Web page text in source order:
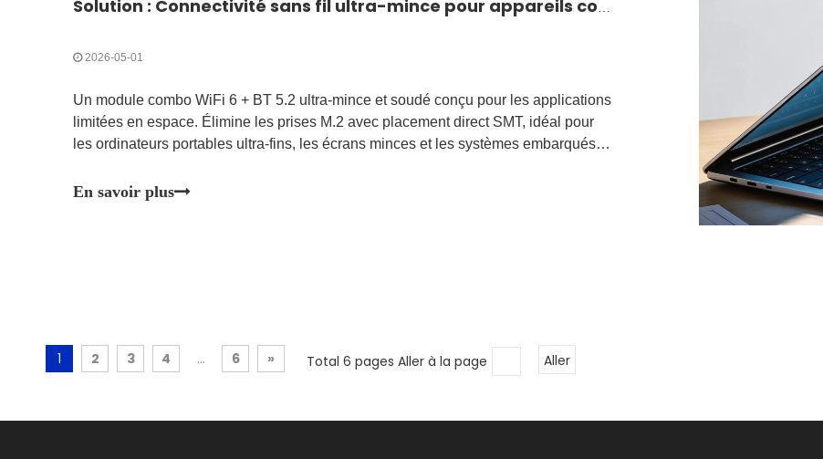
Solution : Connectivité sans fil ultra-mince pour appareils compacts et ultra-fins | BL-M8852BP6
2026-05-01
Un module combo WiFi 6 + BT 5.2 ultra-mince et soudé conçu pour les applications
limitées en espace. Élimine les prises M.2 avec placement direct SMT, idéal pour
les ordinateurs portables ultra-fins, les écrans minces et les systèmes embarqués
En savoir plus
1 2 3 4 ... 6 » Total 6 pages Aller à la page Aller